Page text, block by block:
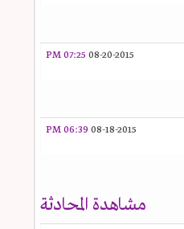
08-20-2015
07:25 PM
08-18-2015
06:39 PM
مشاهدة المحادثة